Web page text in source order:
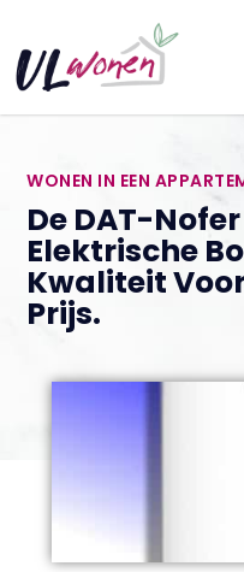
WONEN IN EEN
De DAT-Nofer
Elektrische
Kwaliteit
Prijs.